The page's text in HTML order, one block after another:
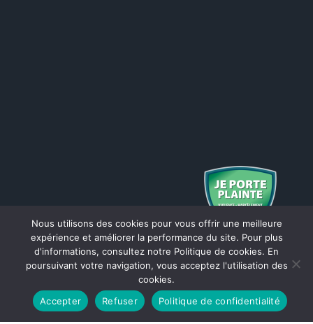
Nous utilisons des cookies pour vous offrir une meilleure
expérience et améliorer la performance du site. Pour plus
d'informations, consultez notre Politique de cookies. En
poursuivant votre navigation, vous acceptez l'utilisation des
cookies.
Accepter
Refuser Politique de confidentialité